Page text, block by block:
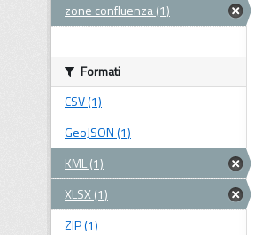
zone confluenza (1)
Formati
CSV (1)
GeoJSON (1)
KML (1)
XLSX (1)
ZIP (1)